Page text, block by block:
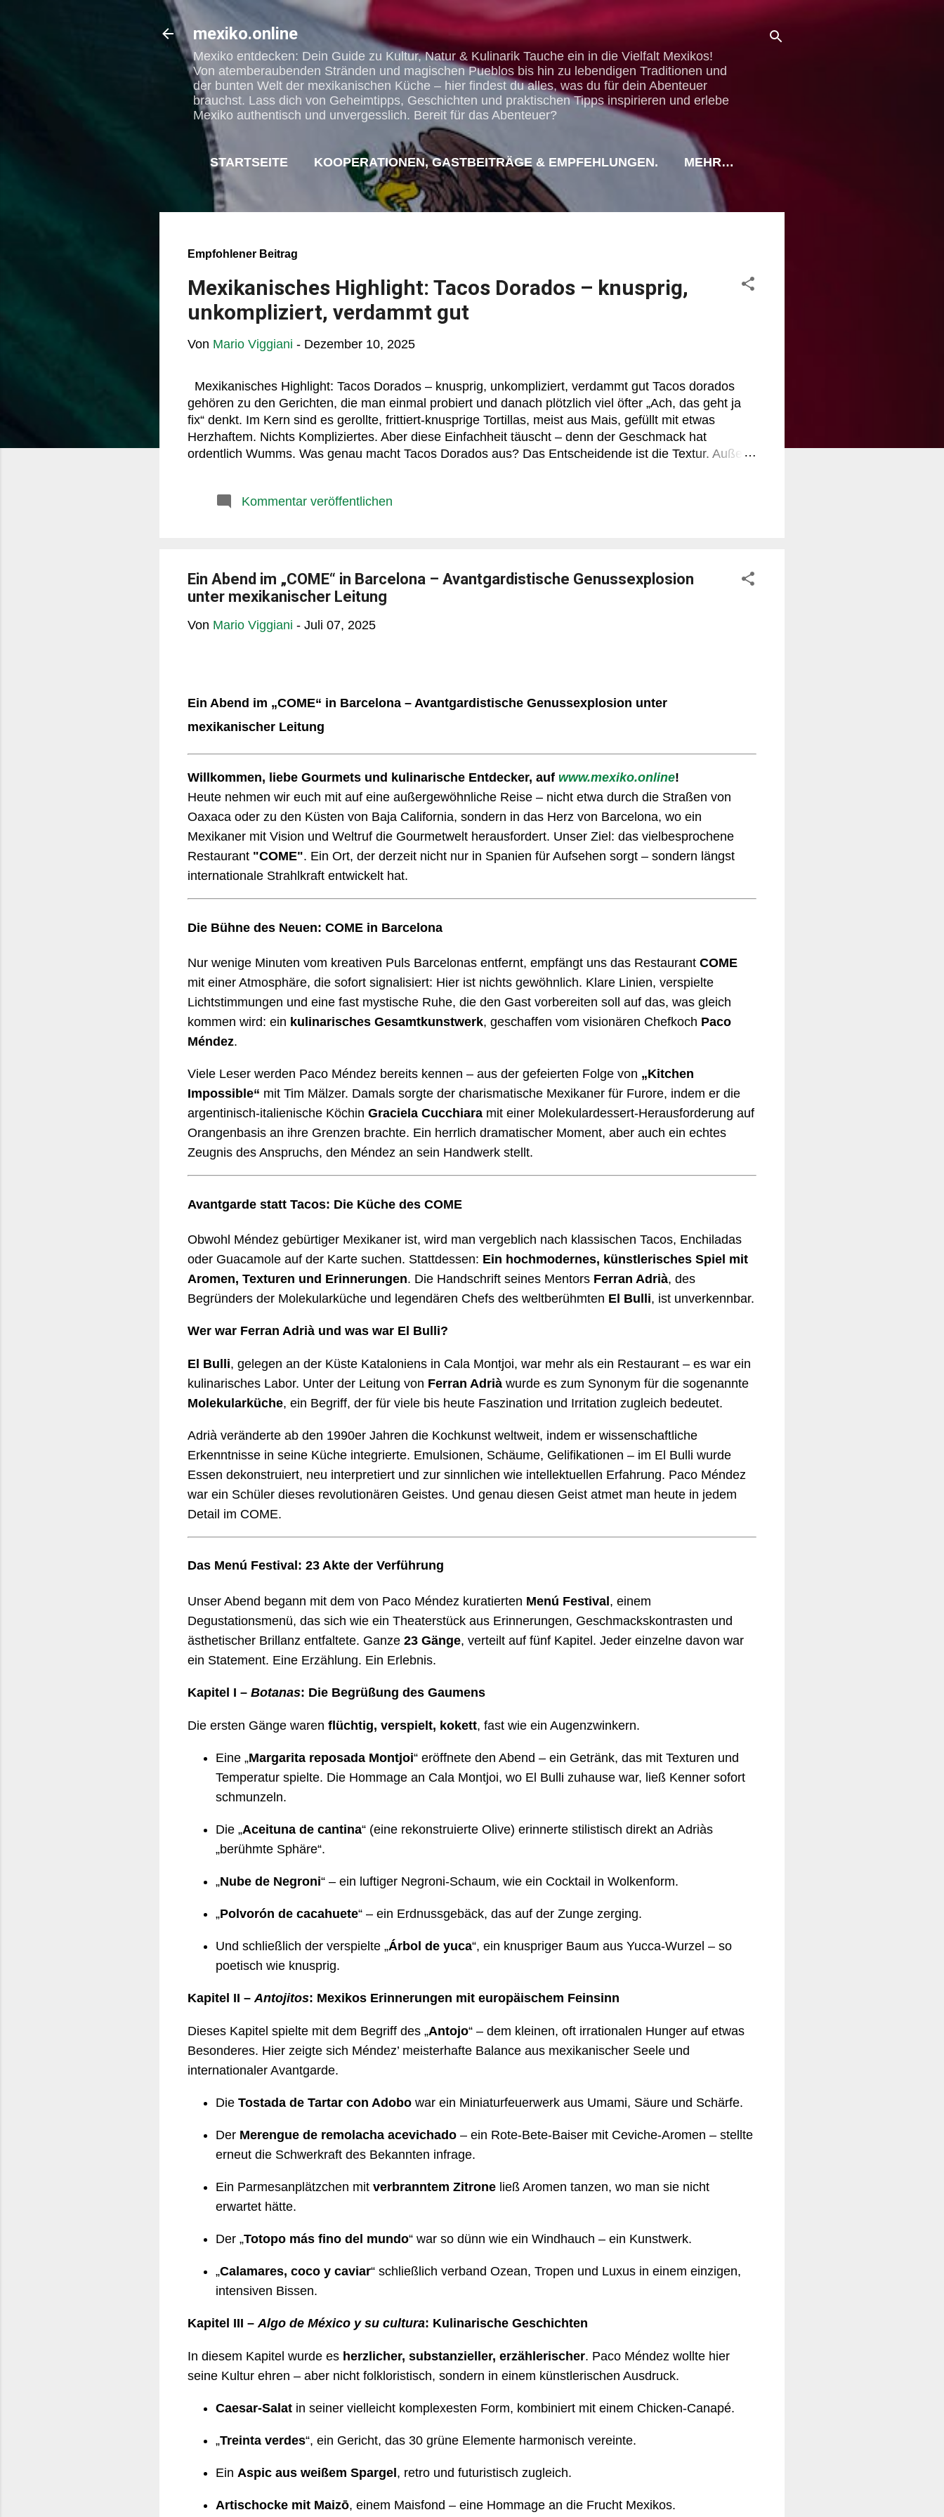
Direkt zum Hauptbereich
mexiko.online
Mexiko entdecken: Dein Guide zu Kultur, Natur & Kulinarik Tauche ein in die Vielfalt Mexikos!
Von atemberaubenden Stränden und magischen Pueblos bis hin zu lebendigen Traditionen und
der bunten Welt der mexikanischen Küche – hier findest du alles, was du für dein Abenteuer
brauchst. Lass dich von Geheimtipps, Geschichten und praktischen Tipps inspirieren und erlebe
Mexiko authentisch und unvergesslich. Bereit für das Abenteuer?
STARTSEITE KOOPERATIONEN, GASTBEITRÄGE & EMPFEHLUNGEN. MEHR…
KOSTENLOS GELD VERDIENEN. WERDEN AUCH SIE TEIL DES ERFOLGREICHEN
TOURISTIK PARTNERPROGRAMM VON ...
Empfohlener Beitrag
Mexikanisches Highlight: Tacos Dorados – knusprig,
unkompliziert, verdammt gut
Von Mario Viggiani - Dezember 10, 2025
Mexikanisches Highlight: Tacos Dorados – knusprig, unkompliziert, verdammt gut Tacos dorados
gehören zu den Gerichten, die man einmal probiert und danach plötzlich viel öfter „Ach, das geht ja
fix“ denkt. Im Kern sind es gerollte, frittiert-knusprige Tortillas, meist aus Mais, gefüllt mit etwas
Herzhaftem. Nichts Kompliziertes. Aber diese Einfachheit täuscht – denn der Geschmack hat
ordentlich Wumms. Was genau macht Tacos Dorados aus? Das Entscheidende ist die Textur. Außen
Hühnchen, Kartoffelpüree (ja, wirklich!) oder Bohnen hinein. Klingt rustikal? Ist es auch. Aber genau
Kommentar veröffentlichen
Ein Abend im „COME“ in Barcelona – Avantgardistische Genussexplosion
unter mexikanischer Leitung
Von Mario Viggiani - Juli 07, 2025
Ein Abend im „COME“ in Barcelona – Avantgardistische Genussexplosion unter
mexikanischer Leitung
Willkommen, liebe Gourmets und kulinarische Entdecker, auf www.mexiko.online!
Heute nehmen wir euch mit auf eine außergewöhnliche Reise – nicht etwa durch die Straßen von
Oaxaca oder zu den Küsten von Baja California, sondern in das Herz von Barcelona, wo ein
Mexikaner mit Vision und Weltruf die Gourmetwelt herausfordert. Unser Ziel: das vielbesprochene
Restaurant "COME". Ein Ort, der derzeit nicht nur in Spanien für Aufsehen sorgt – sondern längst
internationale Strahlkraft entwickelt hat.
Die Bühne des Neuen: COME in Barcelona
Nur wenige Minuten vom kreativen Puls Barcelonas entfernt, empfängt uns das Restaurant COME
mit einer Atmosphäre, die sofort signalisiert: Hier ist nichts gewöhnlich. Klare Linien, verspielte
Lichtstimmungen und eine fast mystische Ruhe, die den Gast vorbereiten soll auf das, was gleich
kommen wird: ein kulinarisches Gesamtkunstwerk, geschaffen vom visionären Chefkoch Paco
Méndez.
Viele Leser werden Paco Méndez bereits kennen – aus der gefeierten Folge von „Kitchen
Impossible“ mit Tim Mälzer. Damals sorgte der charismatische Mexikaner für Furore, indem er die
argentinisch-italienische Köchin Graciela Cucchiara mit einer Molekulardessert-Herausforderung auf
Orangenbasis an ihre Grenzen brachte. Ein herrlich dramatischer Moment, aber auch ein echtes
Zeugnis des Anspruchs, den Méndez an sein Handwerk stellt.
Avantgarde statt Tacos: Die Küche des COME
Obwohl Méndez gebürtiger Mexikaner ist, wird man vergeblich nach klassischen Tacos, Enchiladas
oder Guacamole auf der Karte suchen. Stattdessen: Ein hochmodernes, künstlerisches Spiel mit
Aromen, Texturen und Erinnerungen. Die Handschrift seines Mentors Ferran Adrià, des
Begründers der Molekularküche und legendären Chefs des weltberühmten El Bulli, ist unverkennbar.
Wer war Ferran Adrià und was war El Bulli?
El Bulli, gelegen an der Küste Kataloniens in Cala Montjoi, war mehr als ein Restaurant – es war ein
kulinarisches Labor. Unter der Leitung von Ferran Adrià wurde es zum Synonym für die sogenannte
Molekularküche, ein Begriff, der für viele bis heute Faszination und Irritation zugleich bedeutet.
Adrià veränderte ab den 1990er Jahren die Kochkunst weltweit, indem er wissenschaftliche
Erkenntnisse in seine Küche integrierte. Emulsionen, Schäume, Gelifikationen – im El Bulli wurde
Essen dekonstruiert, neu interpretiert und zur sinnlichen wie intellektuellen Erfahrung. Paco Méndez
war ein Schüler dieses revolutionären Geistes. Und genau diesen Geist atmet man heute in jedem
Detail im COME.
Das Menú Festival: 23 Akte der Verführung
Unser Abend begann mit dem von Paco Méndez kuratierten Menú Festival, einem
Degustationsmenü, das sich wie ein Theaterstück aus Erinnerungen, Geschmackskontrasten und
ästhetischer Brillanz entfaltete. Ganze 23 Gänge, verteilt auf fünf Kapitel. Jeder einzelne davon war
ein Statement. Eine Erzählung. Ein Erlebnis.
Kapitel I – Botanas: Die Begrüßung des Gaumens
Die ersten Gänge waren flüchtig, verspielt, kokett, fast wie ein Augenzwinkern.
Eine „Margarita reposada Montjoi“ eröffnete den Abend – ein Getränk, das mit Texturen und
Temperatur spielte. Die Hommage an Cala Montjoi, wo El Bulli zuhause war, ließ Kenner sofort
schmunzeln.
Die „Aceituna de cantina“ (eine rekonstruierte Olive) erinnerte stilistisch direkt an Adriàs
„berühmte Sphäre“.
„Nube de Negroni“ – ein luftiger Negroni-Schaum, wie ein Cocktail in Wolkenform.
„Polvorón de cacahuete“ – ein Erdnussgebäck, das auf der Zunge zerging.
Und schließlich der verspielte „Árbol de yuca“, ein knuspriger Baum aus Yucca-Wurzel – so
poetisch wie knusprig.
Kapitel II – Antojitos: Mexikos Erinnerungen mit europäischem Feinsinn
Dieses Kapitel spielte mit dem Begriff des „Antojo“ – dem kleinen, oft irrationalen Hunger auf etwas
Besonderes. Hier zeigte sich Méndez’ meisterhafte Balance aus mexikanischer Seele und
internationaler Avantgarde.
Die Tostada de Tartar con Adobo war ein Miniaturfeuerwerk aus Umami, Säure und Schärfe.
Der Merengue de remolacha acevichado – ein Rote-Bete-Baiser mit Ceviche-Aromen – stellte
erneut die Schwerkraft des Bekannten infrage.
Ein Parmesanplätzchen mit verbranntem Zitrone ließ Aromen tanzen, wo man sie nicht
erwartet hätte.
Der „Totopo más fino del mundo“ war so dünn wie ein Windhauch – ein Kunstwerk.
„Calamares, coco y caviar“ schließlich verband Ozean, Tropen und Luxus in einem einzigen,
intensiven Bissen.
Kapitel III – Algo de México y su cultura: Kulinarische Geschichten
In diesem Kapitel wurde es herzlicher, substanzieller, erzählerischer. Paco Méndez wollte hier
seine Kultur ehren – aber nicht folkloristisch, sondern in einem künstlerischen Ausdruck.
Caesar-Salat in seiner vielleicht komplexesten Form, kombiniert mit einem Chicken-Canapé.
„Treinta verdes“, ein Gericht, das 30 grüne Elemente harmonisch vereinte.
Ein Aspic aus weißem Spargel, retro und futuristisch zugleich.
Artischocke mit Maizō, einem Maisfond – eine Hommage an die Frucht Mexikos.